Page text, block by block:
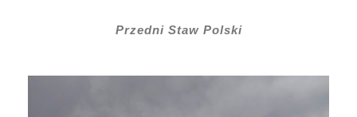
Przedni Staw Polski